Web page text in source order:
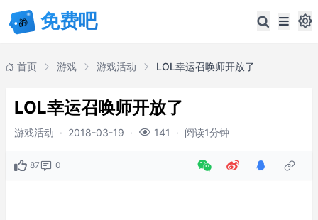
首页 游戏 游戏活动 LOL幸运召唤师开放了
LOL幸运召唤师开放了
游戏活动 · 2018-03-19 · 141 · 阅读1分钟
87 0